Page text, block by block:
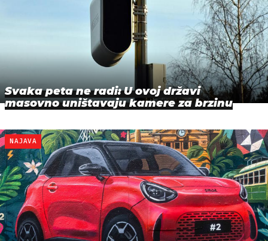
Svaka peta ne radi: U ovoj državi
masovno uništavaju kamere za brzinu
NAJAVA